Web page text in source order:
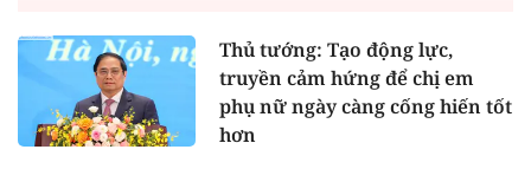
Thủ tướng: Tạo động lực,
truyền cảm hứng để chị em
phụ nữ ngày càng cống hiến tốt
hơn